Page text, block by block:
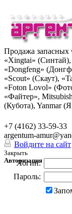
Продажа запасных
«Xingtai»
«Dongfeng»
«Scout» (Скаут),
«Foton Lovol»
«Файтер»,
(Кубота), Yanmar
+7 (4162) 33-59-33
argentum-
Войдите на сайт
Закрыть
Авторизация
Логин:
Пароль: